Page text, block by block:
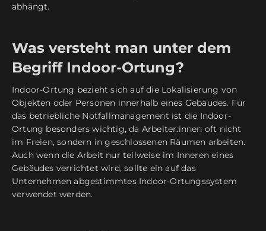
abhängt.
Was versteht man unter dem
Begriff Indoor-Ortung?
Indoor-Ortung bezieht sich auf die Lokalisierung von
Objekten oder Personen innerhalb eines Gebäudes. Für
das betriebliche Notfallmanagement ist die Indoor-
Ortung besonders wichtig, da Arbeiter:innen oft nicht
im Freien, sondern in geschlossenen Räumen arbeiten.
Auch wenn die Arbeit nur teilweise im Inneren eines
Gebäudes verrichtet wird, sollte ein auf das
Unternehmen abgestimmtes Indoor-Ortungssystem
verwendet werden.